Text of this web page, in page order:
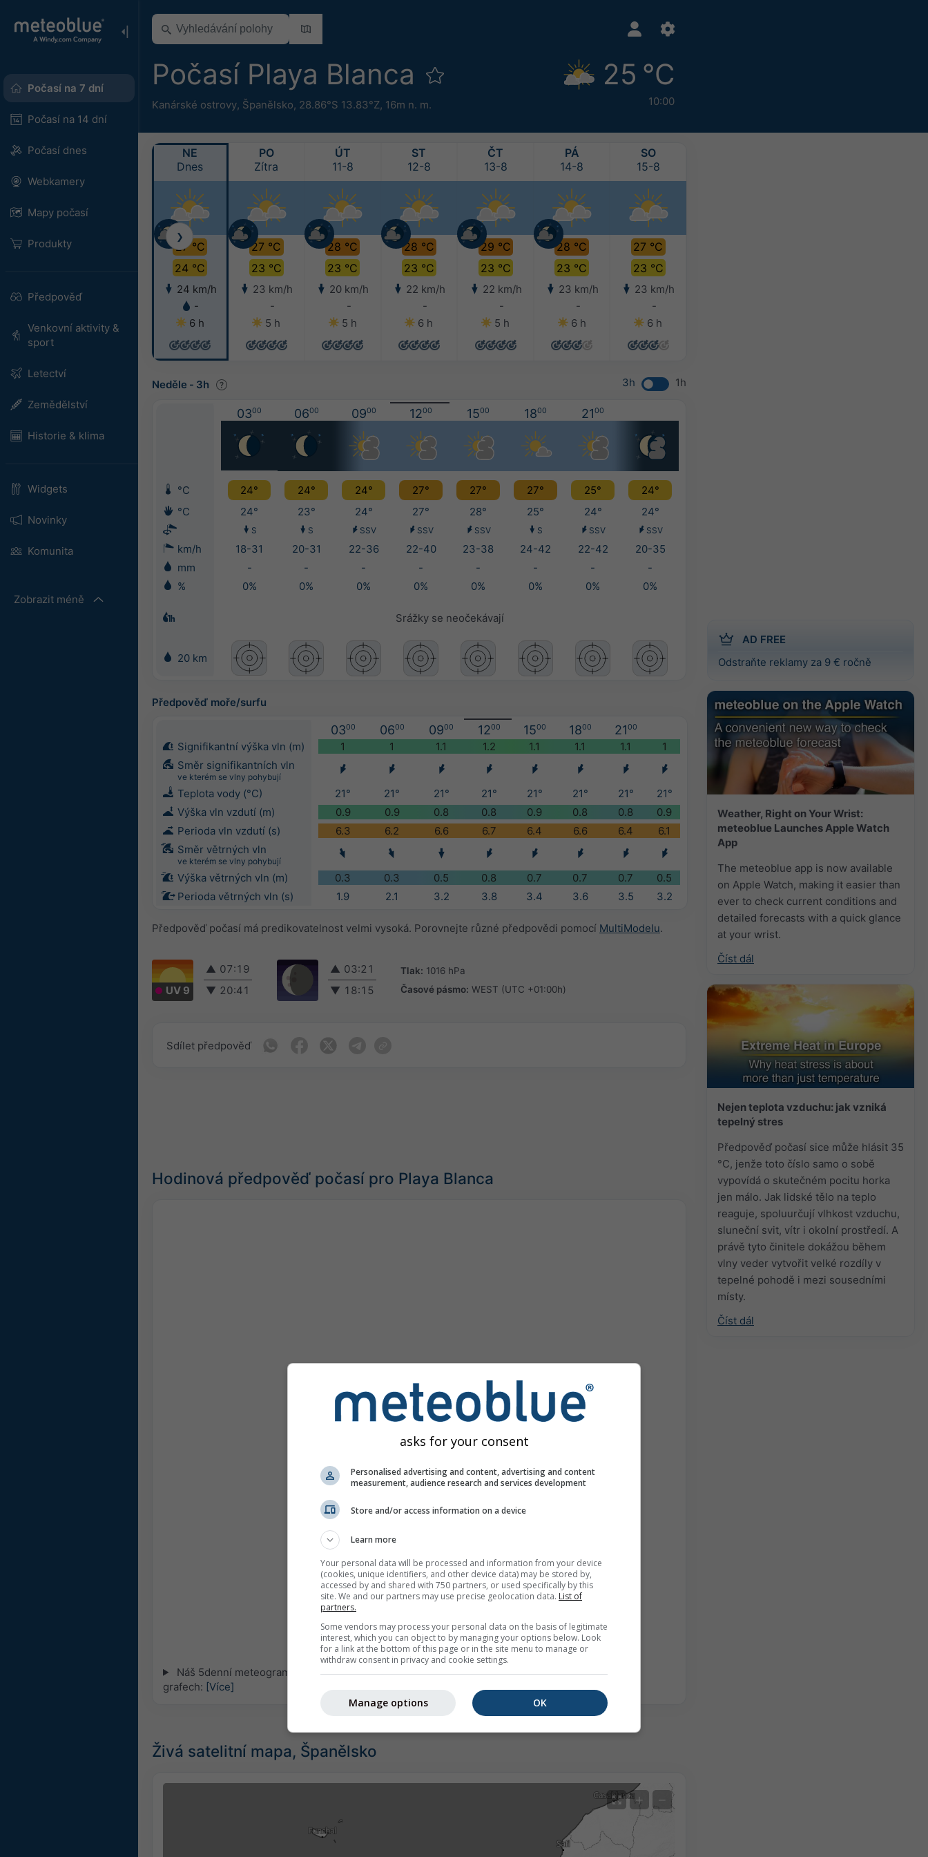
Počasí na 7 dní
Počasí na 14 dní
Počasí dnes
Webkamery
Mapy počasí
Produkty
Předpověď
Venkovní aktivity &
sport
Letectví
Zemědělství
Historie & klima
Widgets
Novinky
Komunita
Zobrazit méně
Počasí Playa Blanca
Kanárské ostrovy, Španělsko, 28.86°S 13.83°Z, 16m n. m.
25 °C
10:00
AD FREE
Odstraňte reklamy za 9 € ročně
Weather, Right on Your Wrist:
meteoblue Launches Apple Watch
App
The meteoblue app is now available
on Apple Watch, making it easier than
ever to check current conditions and
detailed forecasts with a quick glance
at your wrist.
Číst dál
Nejen teplota vzduchu: jak vzniká
tepelný stres
Předpověď počasí sice může hlásit 35
°C, jenže toto číslo samo o sobě
vypovídá o skutečném pocitu horka
jen málo. Jak lidské tělo na teplo
reaguje, spoluurčují vlhkost vzduchu,
sluneční svit, vítr i okolní prostředí. A
právě tyto činitele dokážou během
vlny veder vytvořit velké rozdíly v
tepelné pohodě i mezi sousedními
místy.
Číst dál
NE
Dnes
27 °C
24 °C
24 km/h
-
6 h
PO
Zítra
27 °C
23 °C
23 km/h
-
5 h
ÚT
11-8
28 °C
23 °C
20 km/h
-
5 h
ST
12-8
28 °C
23 °C
22 km/h
-
6 h
ČT
13-8
29 °C
23 °C
22 km/h
-
5 h
PÁ
14-8
28 °C
23 °C
23 km/h
-
6 h
SO
15-8
27 °C
23 °C
23 km/h
-
6 h
❯
Neděle - 3h 3h 1h
0300 0600 0900 1200 1500 1800 2100
°C 24° 24° 24° 27° 27° 27° 25°
24°
°C
24° 23° 24° 27° 28° 25° 24° 24°
S S SSV SSV SSV S SSV SSV
km/h 18-31 20-31 22-36 22-40 23-38 24-42 22-42
20-35
mm
- - - - - - -
-
%
0% 0% 0% 0% 0% 0% 0% 0%
Srážky se neočekávají
20 km
Předpověď moře/surfu
0300 0600 0900 1200 1500 1800 2100
Signifikantní výška vln (m) 1 1 1.1 1.2 1.1 1.1 1.1
1
Směr signifikantních vln
ve kterém se vlny pohybují
Teplota vody (°C) 21° 21° 21° 21° 21° 21° 21°
21°
Výška vln vzdutí (m)
0.9 0.9 0.8 0.8 0.9 0.8 0.8
0.9
Perioda vln vzdutí (s)
6.3 6.2 6.6 6.7 6.4 6.6 6.4
6.1
Směr větrných vln
ve kterém se vlny pohybují
Výška větrných vln (m) 0.3 0.3 0.5 0.8 0.7 0.7 0.7
0.5
Perioda větrných vln (s)
1.9 2.1 3.2 3.8 3.4 3.6 3.5 3.2
Předpověď počasí má predikovatelnost velmi vysoká. Porovnejte různé předpovědi pomocí MultiModelu.
UV 9
▲ 07:19
▼ 20:41
▲ 03:21
▼ 18:15
Tlak: 1016 hPa
Časové pásmo: WEST (UTC +01:00h)
Sdílet předpověď
Hodinová předpověď počasí pro Playa Blanca
Náš 5denní meteogram pro Playa Blanca nabízí veškeré informace o počasí ve 3 jednoduchých
grafech: [Více]
Živá satelitní mapa, Španělsko
+ −
asks for your consent
Personalised advertising and content, advertising and content
measurement, audience research and services development
Store and/or access information on a device
Learn more
Your personal data will be processed and information from your device
(cookies, unique identifiers, and other device data) may be stored by,
accessed by and shared with 750 partners, or used specifically by this
site. We and our partners may use precise geolocation data. List of
partners.
Some vendors may process your personal data on the basis of legitimate
interest, which you can object to by managing your options below. Look
for a link at the bottom of this page or in the site menu to manage or
withdraw consent in privacy and cookie settings.
OK
Manage options